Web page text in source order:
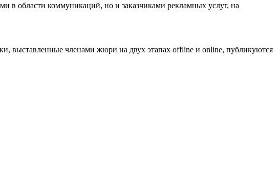
в области коммуникаций, но и заказчиками рекламных услуг, на
выставленные членами жюри на двух этапах offline и online, публикуются